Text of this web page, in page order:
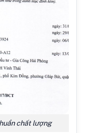
chất lượng